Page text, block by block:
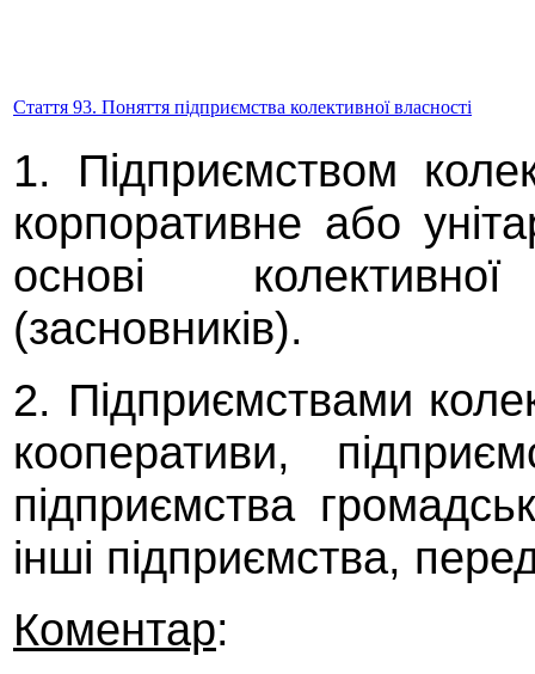
Стаття 93. Поняття підприємства колективної власності
1. Підприємством
корпоративне або
основі
(засновників).
2. Підприємствами
кооперативи,
підприємства
інші підприємства,
Коментар: